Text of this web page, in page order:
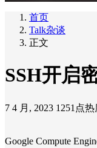
首页
Talk杂谈
正文
SSH开启
7 4 月, 2023 1251点热
Google Compute